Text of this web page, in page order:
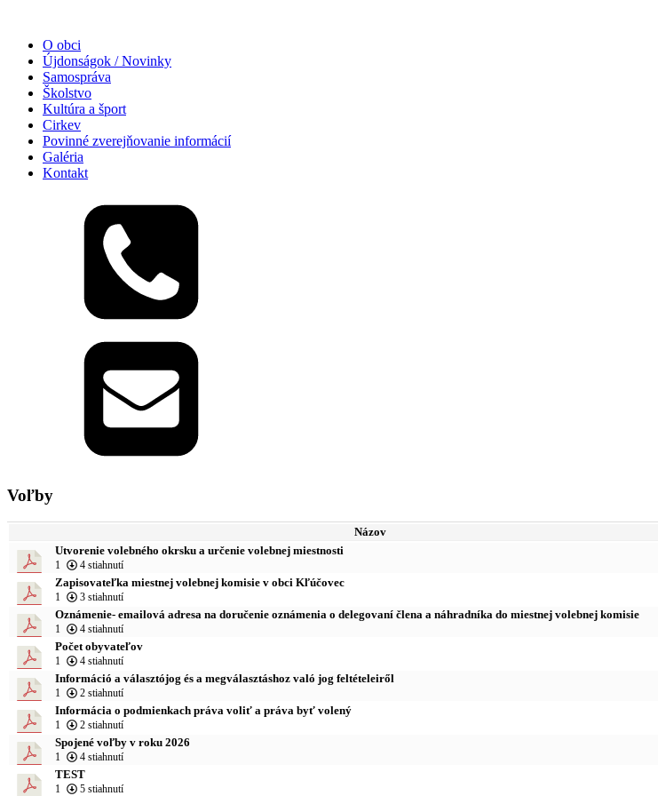
O obci
Újdonságok / Novinky
Samospráva
Školstvo
Kultúra a šport
Cirkev
Povinné zverejňovanie informácií
Galéria
Kontakt
Voľby
Názov
Utvorenie volebného okrsku a určenie volebnej miestnosti
1 4 stiahnutí
Zapisovateľka miestnej volebnej komisie v obci Kľúčovec
1 3 stiahnutí
Oznámenie- emailová adresa na doručenie oznámenia o delegovaní člena a náhradníka do miestnej volebnej komisie
1 4 stiahnutí
Počet obyvateľov
1 4 stiahnutí
Információ a választójog és a megválasztáshoz való jog feltételeiről
1 2 stiahnutí
Informácia o podmienkach práva voliť a práva byť volený
1 2 stiahnutí
Spojené voľby v roku 2026
1 4 stiahnutí
TEST
1 5 stiahnutí